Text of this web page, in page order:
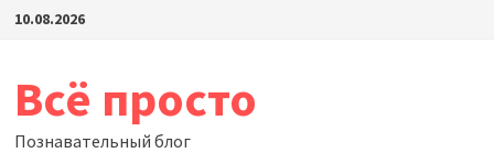
Перейти
10.08.2026
Всё просто
Познавательный блог